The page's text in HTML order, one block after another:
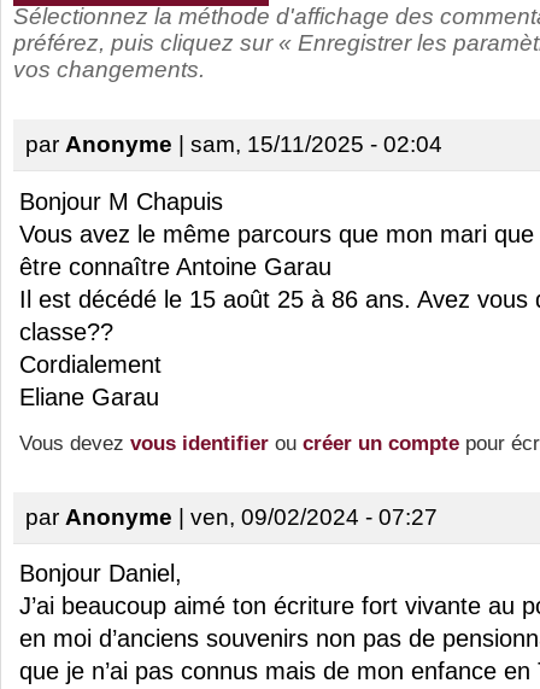
Sélectionnez la méthode d'affichage des
préférez, puis cliquez sur « Enregistrer les
vos changements.
par Anonyme | sam, 15/11/2025 - 02:04
Bonjour M Chapuis
Vous avez le même parcours que mon mari
être connaître Antoine Garau
Il est décédé le 15 août 25 à 86 ans. Avez vous
classe??
Cordialement
Eliane Garau
Vous devez vous identifier ou créer un compte pour
par Anonyme | ven, 09/02/2024 - 07:27
Bonjour Daniel,
J’ai beaucoup aimé ton écriture fort vivante au
en moi d’anciens souvenirs non pas de
que je n’ai pas connus mais de mon enfance en